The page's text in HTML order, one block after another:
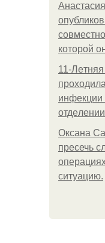
которой
11-
Оксана
пресечь
ситуацию.